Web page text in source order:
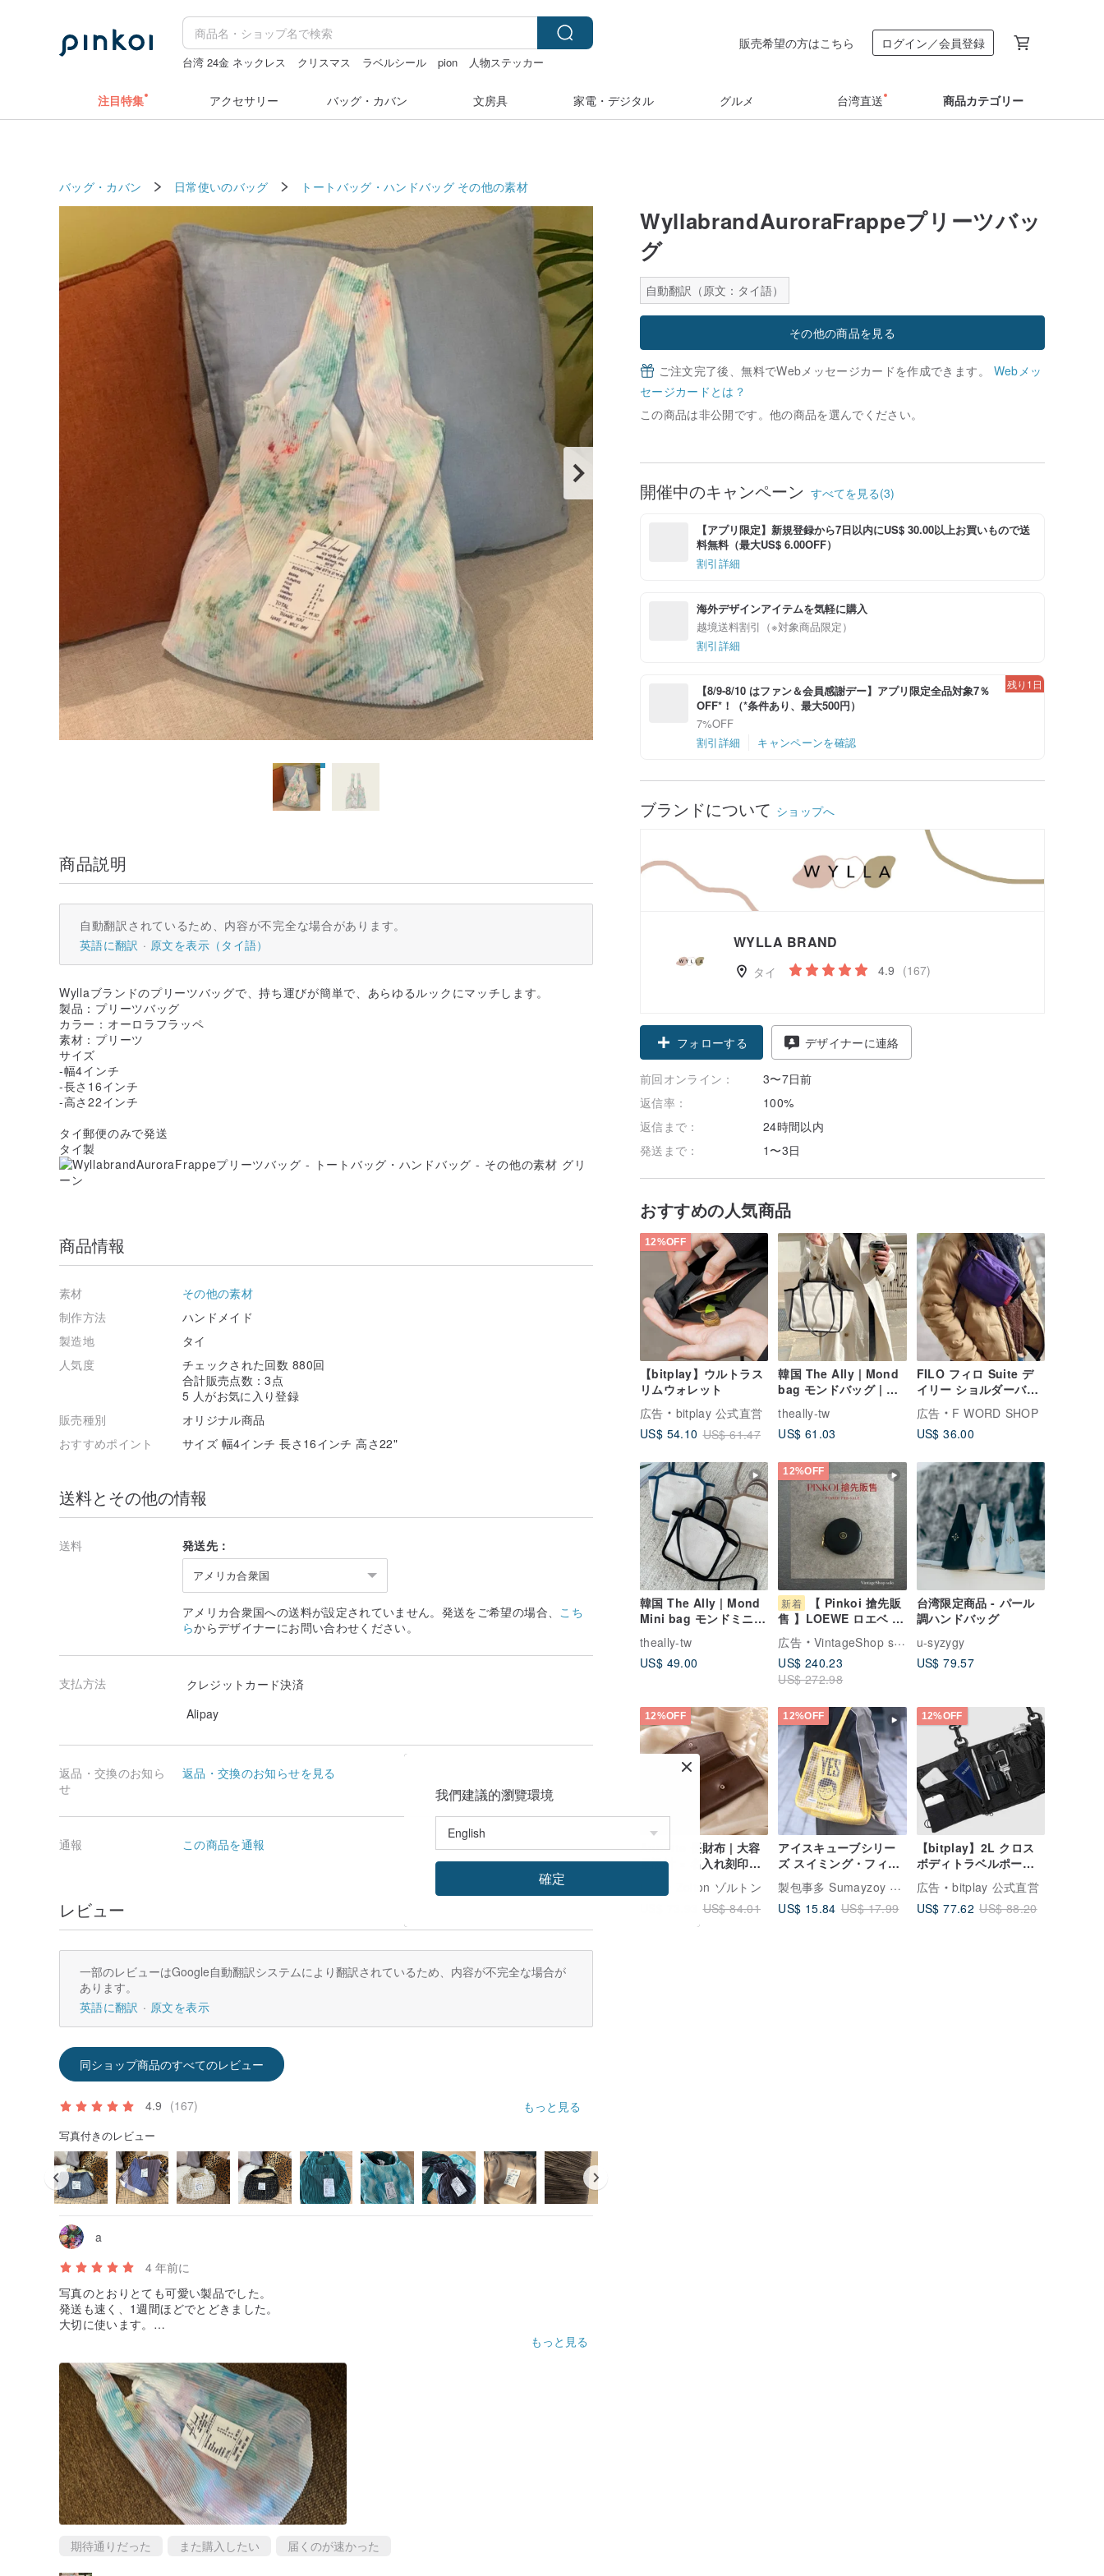
台湾 24金 ネックレス クリスマス ラベルシール pion
人物ステッカー
販売希望の方はこちら ログイン／会員登録
注目特集 アクセサリー バッグ・カバン 文房具 家電・デジタル グルメ 台湾直送 商品カテゴリー
バッグ・カバン 日常使いのバッグ トートバッグ・ハンドバッグ その他の素材
WyllabrandAuroraFrappeプリーツバッ
グ
自動翻訳（原文：タイ語）
その他の商品を見る
ご注文完了後、無料でWebメッセージカードを作成できます。 Webメッ
セージカードとは？
この商品は非公開です。他の商品を選んでください。
開催中のキャンペーン すべてを見る(3)
【アプリ限定】新規登録から7日以内にUS$ 30.00以上お買いもので送
料無料（最大US$ 6.00OFF）
割引詳細
海外デザインアイテムを気軽に購入
越境送料割引（※対象商品限定）
割引詳細
【8/9-8/10 はファン＆会員感謝デー】アプリ限定全品対象7％
OFF*！（*条件あり、最大500円）
7%OFF
割引詳細
キャンペーンを確認
残り1日
ブランドについて ショップへ
WYLLA BRAND
タイ 4.9 (167)
フォローする デザイナーに連絡
前回オンライン：
3〜7日前
返信率：
100%
返信まで：
24時間以内
発送まで：
1〜3日
おすすめの人気商品
12%OFF
【bitplay】ウルトラス
リムウォレット
広告
bitplay 公式直営
US$ 54.10 US$ 61.47
韓国 The Ally | Mond
bag モンドバッグ | 多
ミニポーチ付き
theally-tw
US$ 61.03
FILO フィロ Suite デ
イリー ショルダーバッ
グ
広告
F WORD SHOP
US$ 36.00
韓国 The Ally | Mond
Mini bag モンドミニバ
ッグ | 多機能ミニバッ
グ
theally-tw
US$ 49.00
12%OFF
新着
【 Pinkoi 搶先販
售 】LOEWE ロエベ 財
布 ブラック アナグラム
レザー コインケース
vintage ヴィンテージ
オールド 84bggt
広告
VintageShop solo
US$ 240.23
US$ 272.98
台湾限定商品 - パール
調ハンドバッグ
u-syzygy
US$ 79.57
12%OFF
Annette 長財布 | 大容
量設計 × 名入れ刻印ギ
Zolton ゾルトン
US$ 84.01
12%OFF
アイスキューブシリー
ズ スイミング・フィッ
トネス・ヨガバッグ 大
容量メッシュ防水ビー
チトート スイートペア
製包事多 Sumayzoy Store
US$ 15.84 US$ 17.99
12%OFF
【bitplay】2L クロス
ボディトラベルポーチ
ショルダーバッグ
広告
bitplay 公式直営
US$ 77.62 US$ 88.20
商品説明
自動翻訳されているため、内容が不完全な場合があります。
英語に翻訳
原文を表示（タイ語）
Wyllaブランドのプリーツバッグで、持ち運びが簡単で、あらゆるルックにマッチします。
製品：プリーツバッグ
カラー：オーロラフラッペ
素材：プリーツ
サイズ
-幅4インチ
-長さ16インチ
-高さ22インチ
タイ郵便のみで発送
タイ製
商品情報
素材
その他の素材
制作方法
ハンドメイド
製造地
タイ
人気度
チェックされた回数 880回
合計販売点数：3点
5 人がお気に入り登録
販売種別
オリジナル商品
おすすめポイント
サイズ 幅4インチ 長さ16インチ 高さ22"
送料とその他の情報
送料 発送先：
アメリカ合衆国
アメリカ合衆国への送料が設定されていません。発送をご希望の場合、 こち
らからデザイナーにお問い合わせください。
支払方法
クレジットカード決済
Alipay
返品・交換のお知ら
せ
返品・交換のお知らせを見る
通報 この商品を通報
レビュー
一部のレビューはGoogle自動翻訳システムにより翻訳されているため、内容が不完全な場合が
あります。
英語に翻訳
原文を表示
同ショップ商品のすべてのレビュー
4.9 (167) もっと見る
写真付きのレビュー
a
4 年前に
写真のとおりとても可愛い製品でした。
発送も速く、1週間ほどでとどきました。
大切に使います。
もっと見る
期待通りだった また購入したい 届くのが速かった
我們建議的瀏覽環境
確定